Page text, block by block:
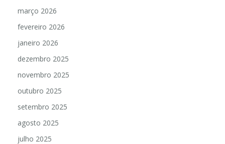
março 2026
fevereiro 2026
janeiro 2026
dezembro 2025
novembro 2025
outubro 2025
setembro 2025
agosto 2025
julho 2025